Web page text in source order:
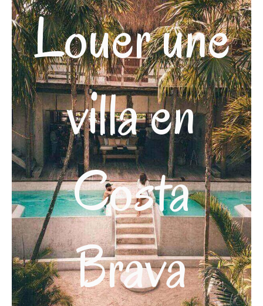
Louer une
villa en
Costa
Brava